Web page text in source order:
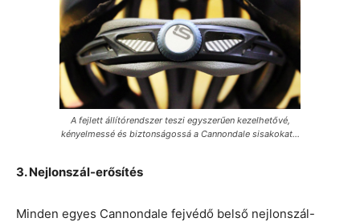
A fejlett állítórendszer teszi egyszerűen kezelhetővé,
kényelmessé és biztonságossá a Cannondale sisakokat…
3. Nejlonszál-erősítés
Minden egyes Cannondale fejvédő belső nejlonszál-